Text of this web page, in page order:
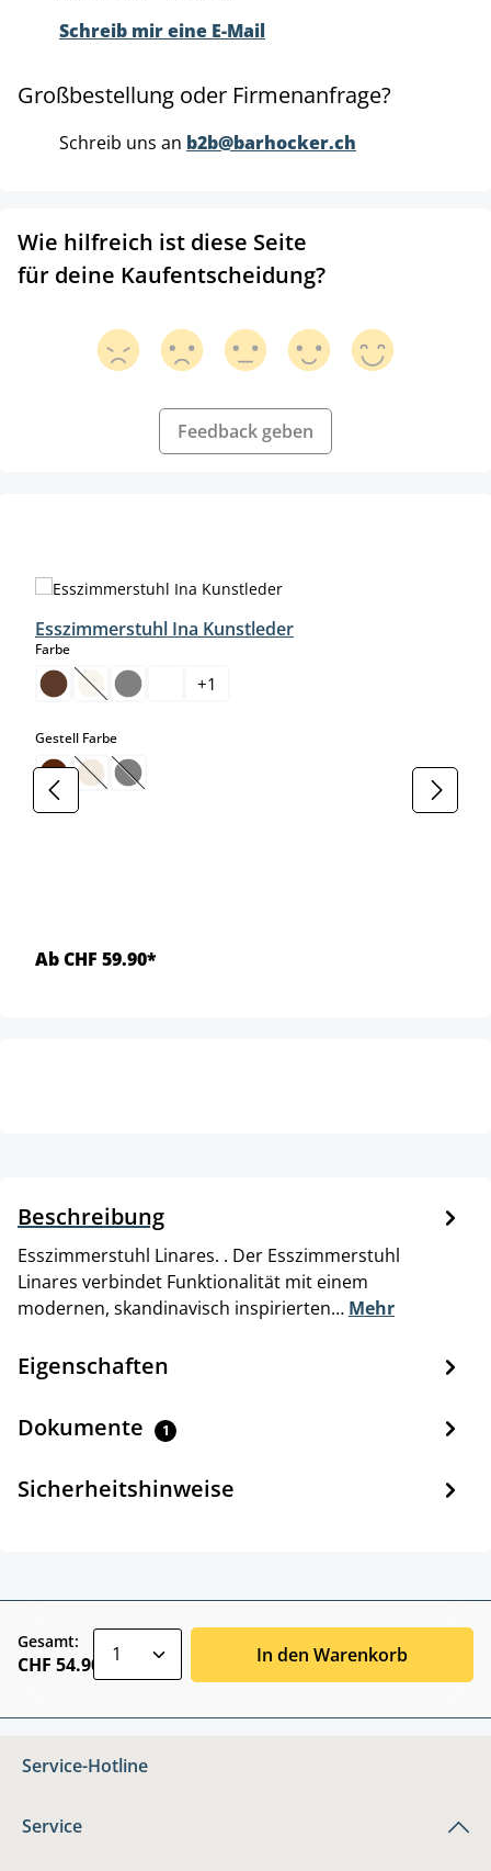
Schreib mir eine E-Mail
Großbestellung oder Firmenanfrage?
Schreib uns an b2b@barhocker.ch
Wie hilfreich ist diese Seite
für deine Kaufentscheidung?
Feedback geben
Esszimmerstuhl Ina Kunstleder
Farbeauswählen
(Diese Option ist zurzeit nicht verfügbar.)
+1
Gestell Farbeauswählen
(Diese Option ist zurzeit nicht verfügbar.)
(Diese Option ist zurzeit nicht verfügbar.)
Ab CHF 59.90*
Beschreibung
Esszimmerstuhl Linares. . Der Esszimmerstuhl
Linares verbindet Funktionalität mit einem
modernen, skandinavisch inspirierten… Mehr
Eigenschaften
Dokumente 1
Sicherheitshinweise
Gesamt:
CHF 54.90 In den Warenkorb
Service-Hotline
Service